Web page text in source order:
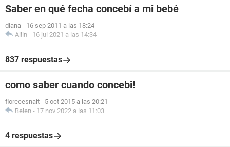
Saber en qué fecha concebí a mi bebé
diana - 16 sep 2011 a las 18:24
Allin - 16 jul 2021 a las 14:34
837 respuestas
como saber cuando concebi!
florecesnait - 5 oct 2015 a las 20:21
Belen - 17 nov 2022 a las 11:03
4 respuestas